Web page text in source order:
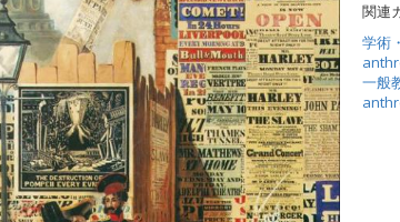
関連
学術
一般